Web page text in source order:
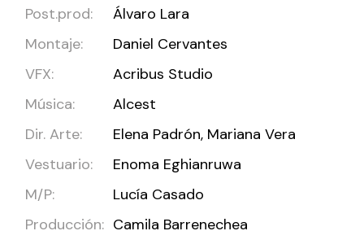
Post.prod:
Álvaro Lara
Montaje:
Daniel Cervantes
VFX:
Acribus Studio
Música:
Alcest
Dir. Arte:
Elena Padrón, Mariana Vera
Vestuario:
Enoma Eghianruwa
M/P:
Lucía Casado
Producción: Camila Barrenechea